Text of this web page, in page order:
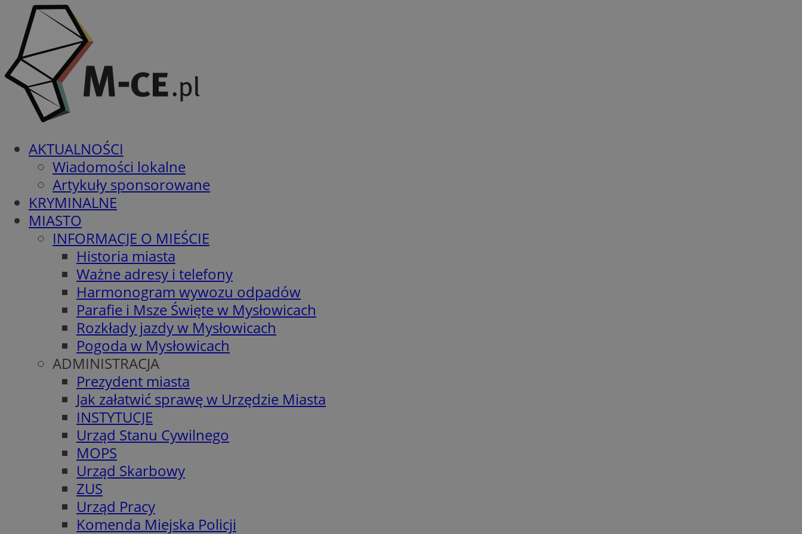
AKTUALNOŚCI
Wiadomości lokalne
Artykuły sponsorowane
KRYMINALNE
MIASTO
INFORMACJE O MIEŚCIE
Historia miasta
Ważne adresy i telefony
Harmonogram wywozu odpadów
Parafie i Msze Święte w Mysłowicach
Rozkłady jazdy w Mysłowicach
Pogoda w Mysłowicach
ADMINISTRACJA
Prezydent miasta
Jak załatwić sprawę w Urzędzie Miasta
INSTYTUCJE
Urząd Stanu Cywilnego
MOPS
Urząd Skarbowy
ZUS
Urząd Pracy
Komenda Miejska Policji